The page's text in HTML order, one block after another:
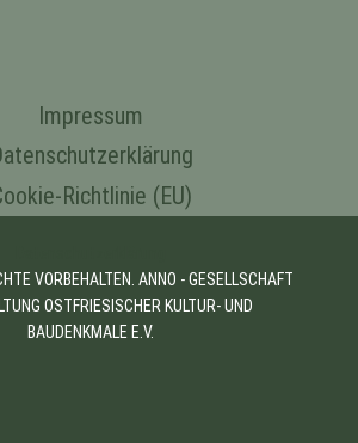
Impressum
Richtlinie (EU)
VORBEHALTEN. ANNO - GESELLSCHAFT
OSTFRIESISCHER KULTUR- UND
BAUDENKMALE E.V.